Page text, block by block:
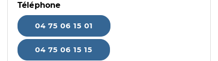
Téléphone
04 75 06 15 01
04 75 06 15 15